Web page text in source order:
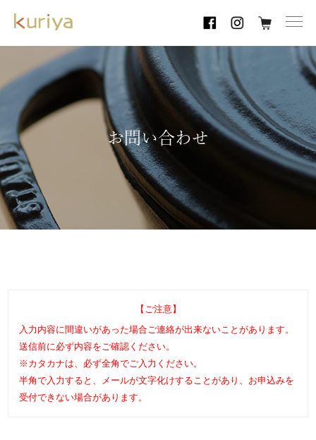
お問い合わせ
【ご注意】
入力内容に間違いがあった場合ご連絡が出来ないことがあります。
送信前に必ず内容をご確認ください。
※カタカナは、必ず全角でご入力ください。
半角で入力すると、メールが文字化けすることがあり、お申込みを
受付できない場合があります。